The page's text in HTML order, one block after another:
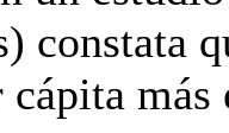
constata
más